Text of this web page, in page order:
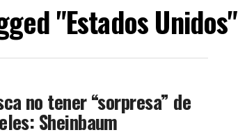
"Estados Unidos"
no tener “sorpresa” de
Sheinbaum